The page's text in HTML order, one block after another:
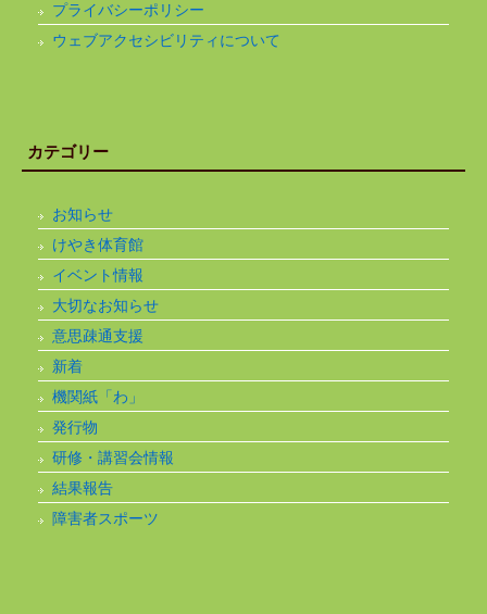
プライバシーポリシー
ウェブアクセシビリティについて
カテゴリー
お知らせ
けやき体育館
イベント情報
大切なお知らせ
意思疎通支援
新着
機関紙「わ」
発行物
研修・講習会情報
結果報告
障害者スポーツ